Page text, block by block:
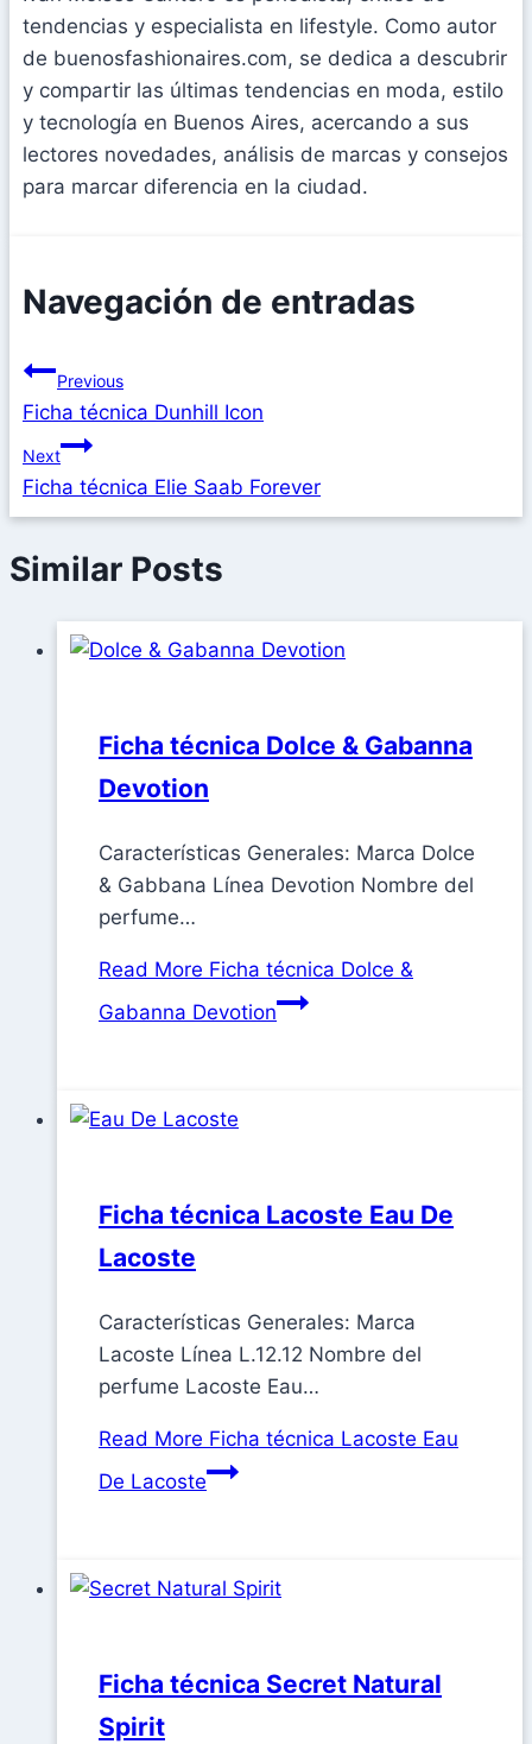
tendencias y especialista en lifestyle. Como autor
de buenosfashionaires.com, se dedica a descubrir
y compartir las últimas tendencias en moda, estilo
y tecnología en Buenos Aires, acercando a sus
lectores novedades, análisis de marcas y consejos
para marcar diferencia en la ciudad.
Navegación de entradas
Previous
Ficha técnica Dunhill Icon
Next
Ficha técnica Elie Saab Forever
Similar Posts
Ficha técnica Dolce & Gabanna
Devotion
Características Generales: Marca Dolce
& Gabbana Línea Devotion Nombre del
perfume…
Read More Ficha técnica Dolce &
Gabanna Devotion
Ficha técnica Lacoste Eau De
Lacoste
Características Generales: Marca
Lacoste Línea L.12.12 Nombre del
perfume Lacoste Eau…
Read More Ficha técnica Lacoste Eau
De Lacoste
Ficha técnica Secret Natural
Spirit